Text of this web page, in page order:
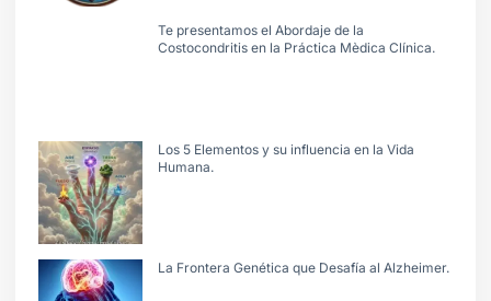
Te presentamos el Abordaje de la
Costocondritis en la Práctica Mèdica Clínica.
Los 5 Elementos y su influencia en la Vida
Humana.
La Frontera Genética que Desafía al Alzheimer.